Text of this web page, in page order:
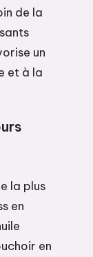
de la
un
et à la
la plus
en
en